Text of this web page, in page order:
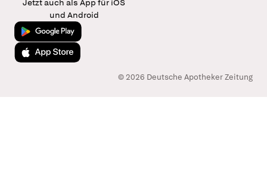
Jetzt auch als App für iOS
und Android
Jetzt bei Google Play
Laden im App Store
© 2026 Deutsche Apotheker Zeitung